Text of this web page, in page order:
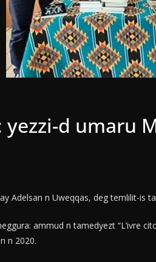
d umaru
Adelsan n Uweqqas, deg temlilit-
ammud n tamedyezt “L’ivre
n 2020.